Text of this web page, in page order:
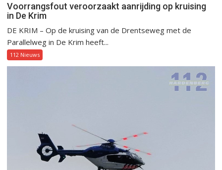
Voorrangsfout veroorzaakt aanrijding op kruising
in De Krim
DE KRIM – Op de kruising van de Drentseweg met de
Parallelweg in De Krim heeft...
112 Nieuws